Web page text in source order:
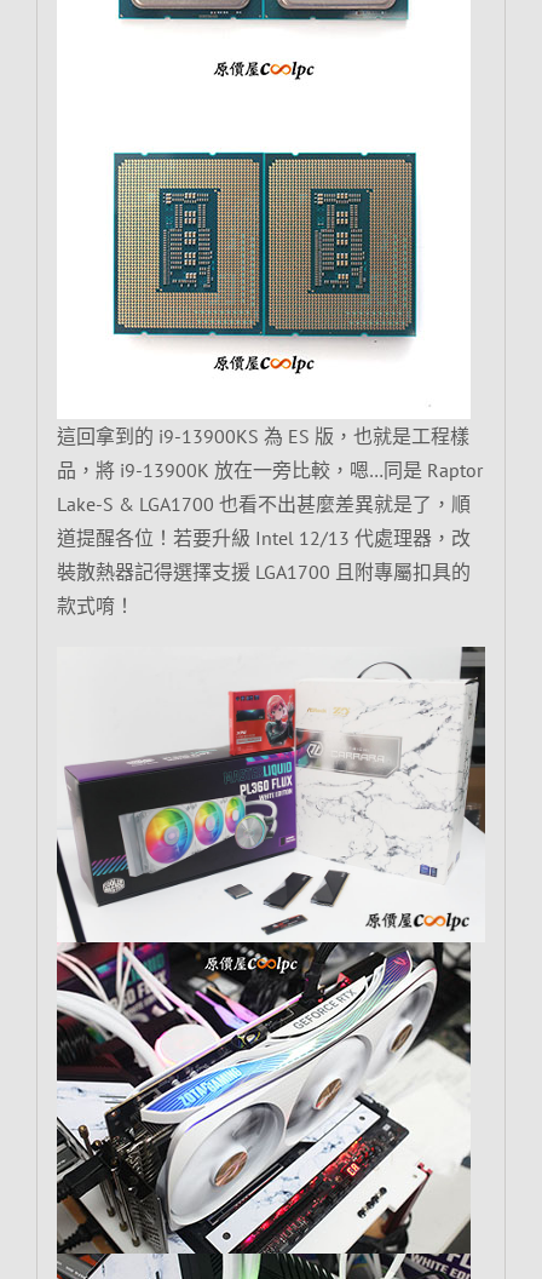
這回拿到的 i9-13900KS 為 ES 版，也就是工程樣
品，將 i9-13900K 放在一旁比較，嗯…同是 Raptor
Lake-S & LGA1700 也看不出甚麼差異就是了，順
道提醒各位！若要升級 Intel 12/13 代處理器，改
裝散熱器記得選擇支援 LGA1700 且附專屬扣具的
款式唷！